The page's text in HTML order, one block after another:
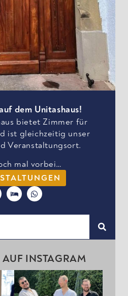
dem Unitashaus!
bietet Zimmer für
ist gleichzeitig unser
Veranstaltungsort.
mal vorbei…
AUF INSTAGRAM